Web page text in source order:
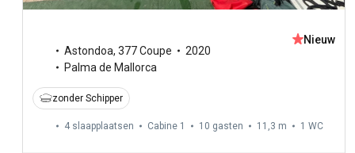
Astondoa, 377 Coupe
2020
Palma de Mallorca
Nieuw
zonder Schipper
4 slaapplaatsen Cabine 1 10 gasten 11,3 m 1 WC